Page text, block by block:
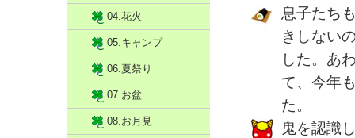
息子たち
きしない
した。あ
て、今年
た。
鬼を認識
04.花火
05.キャンプ
06.夏祭り
07.お盆
08.お月見